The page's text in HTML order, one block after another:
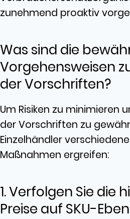
zunehmend proaktiv
Was sind die
Vorgehensweisen
der Vorschriften?
Um Risiken zu minimieren
der Vorschriften zu
Einzelhändler
Maßnahmen ergreifen:
1. Verfolgen Sie die
Preise auf SKU-